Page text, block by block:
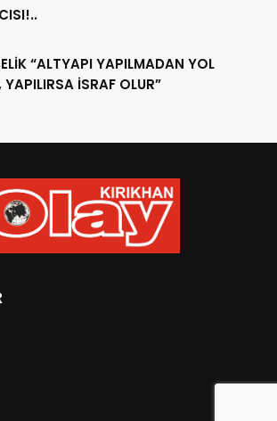
“ALTYAPI YAPILMADAN YOL
İSRAF OLUR”